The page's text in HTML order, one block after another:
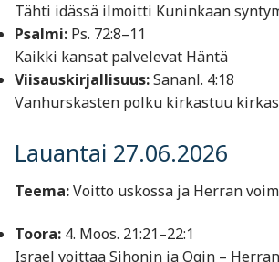
Tähti idässä ilmoitti Kuninkaan
Psalmi: Ps. 72:8–11
Kaikki kansat palvelevat Häntä
Viisauskirjallisuus:Sananl. 4:18
Vanhurskasten polku kirkastuu
Lauantai 27.06.2026
Teema:Voitto uskossa ja Herran
Toora: 4. Moos. 21:21–22:1
Israel voittaa Sihonin ja Ogin –